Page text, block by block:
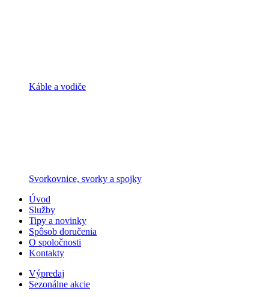
Káble a vodiče
Svorkovnice, svorky a spojky
Úvod
Služby
Tipy a novinky
Spôsob doručenia
O spoločnosti
Kontakty
Výpredaj
Sezonálne akcie